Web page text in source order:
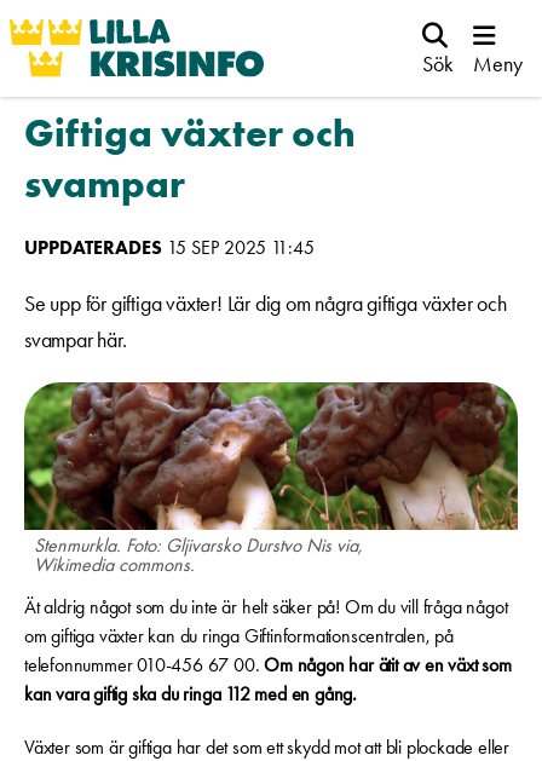
Sök Meny
Giftiga växter och
svampar
UPPDATERADES 15 SEP 2025 11:45
Se upp för giftiga växter! Lär dig om några giftiga växter och
svampar här.
Stenmurkla. Foto: Gljivarsko Durstvo Nis via,
Wikimedia commons.
Ät aldrig något som du inte är helt säker på! Om du vill fråga något
om giftiga växter kan du ringa Giftinformationscentralen, på
telefonnummer 010-456 67 00.Om någon har ätit av en växt som
kan vara giftig ska du ringa 112 med en gång.
Växter som är giftiga har det som ett skydd mot att bli plockade eller